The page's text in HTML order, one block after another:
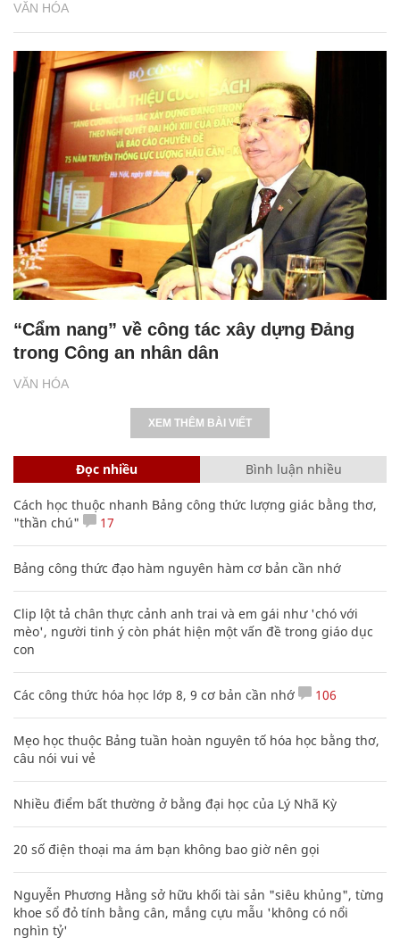
VĂN HÓA
VĂN HÓA
“Cẩm nang” về công tác xây dựng Đảng
trong Công an nhân dân
XEM THÊM BÀI VIẾT
Đọc nhiều Bình luận nhiều
Cách học thuộc nhanh Bảng công thức lượng giác bằng thơ,
"thần chú"
17
Bảng công thức đạo hàm nguyên hàm cơ bản cần nhớ
Clip lột tả chân thực cảnh anh trai và em gái như 'chó với
mèo', người tinh ý còn phát hiện một vấn đề trong giáo dục
con
Các công thức hóa học lớp 8, 9 cơ bản cần nhớ 106
Mẹo học thuộc Bảng tuần hoàn nguyên tố hóa học bằng thơ,
câu nói vui vẻ
Nhiều điểm bất thường ở bằng đại học của Lý Nhã Kỳ
20 số điện thoại ma ám bạn không bao giờ nên gọi
Nguyễn Phương Hằng sở hữu khối tài sản "siêu khủng", từng
khoe sổ đỏ tính bằng cân, mắng cựu mẫu 'không có nổi
nghìn tỷ'